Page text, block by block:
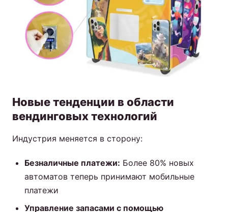
Новые тенденции в области
вендинговых технологий
Индустрия меняется в сторону:
Безналичные платежи: Более 80% новых
автоматов теперь принимают мобильные
платежи
Управление запасами с помощью